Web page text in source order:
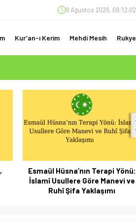
9 Ağustos 2026, 09:12:03
Kur’an-ı Kerim Mehdi Mesih Rukye
ÖNEMLİ)
Esmaül Hüsna’nın Terapi Yönü:
İslamî Usullere Göre Manevi ve
Ruhî Şifa Yaklaşımı